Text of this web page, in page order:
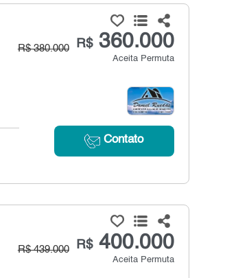
R$360.000
R$ 380.000
Aceita Permuta
Contato
R$400.000
R$ 439.000
Aceita Permuta